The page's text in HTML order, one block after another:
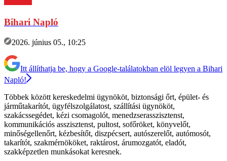
Bihari Napló
2026. június 05., 10:25
Itt állíthatja be, hogy a Google-találatokban elöl legyen a Bihari
Napló!
Többek között kereskedelmi ügynököt, biztonsági őrt, épület- és
járműtakarítót, ügyfélszolgálatost, szállítási ügynököt,
szakácssegédet, kézi csomagolót, menedzserasszisztenst,
kommunikációs asszisztenst, pultost, sofőröket, könyvelőt,
minőségellenőrt, kézbesítőt, diszpécsert, autószerelőt, autómosót,
takarítót, szakmérnököket, raktárost, árumozgatót, eladót,
szakképzetlen munkásokat keresnek.